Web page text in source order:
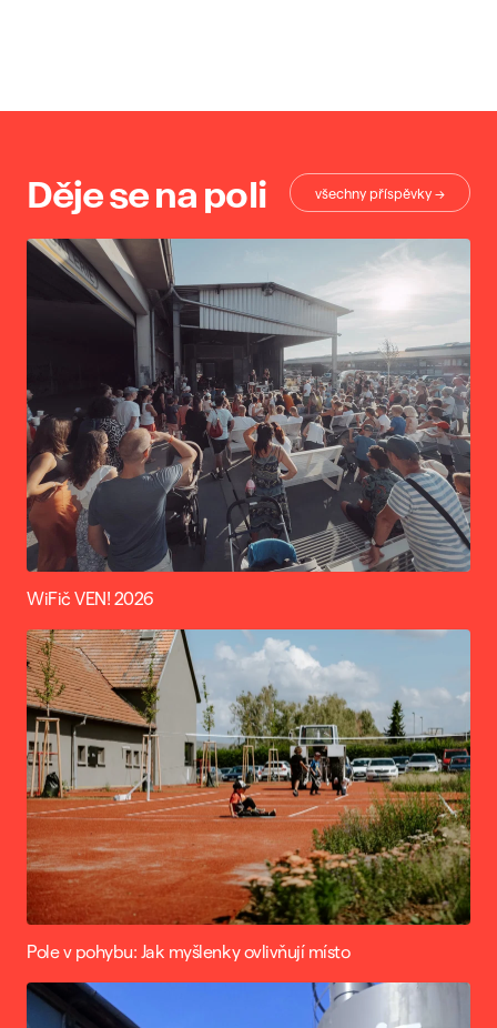
Děje se na poli všechny příspěvky →
WiFič VEN! 2026
Pole v pohybu: Jak myšlenky ovlivňují místo